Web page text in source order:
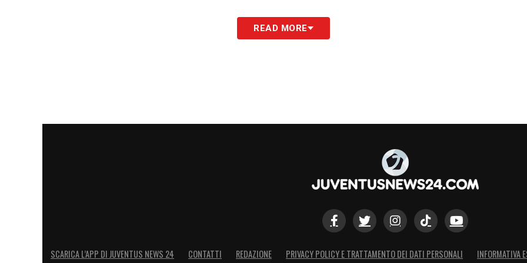
READ MORE
SCARICA L’APP DI JUVENTUS NEWS 24 CONTATTI REDAZIONE PRIVACY POLICY E TRATTAMENTO DEI DATI PERSONALI INFORMATIVA